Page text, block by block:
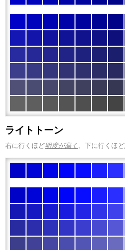
ライトトーン
右に行くほど明度が高く 、下に行くほど